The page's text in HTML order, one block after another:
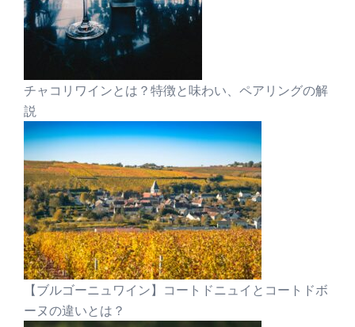
チャコリワインとは？特徴と味わい、ペアリングの解
説
【ブルゴーニュワイン】コートドニュイとコートドボ
ーヌの違いとは？